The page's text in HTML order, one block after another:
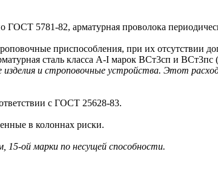
ГОСТ 5781-82, арматурная проволока
приспособления, при их отсутствии
сталь класса A-I марок ВСт3сп и
изделия и строповочные устройства. Этот
с ГОСТ 25628-83.
в колоннах риски.
15-ой марки по несущей способности.